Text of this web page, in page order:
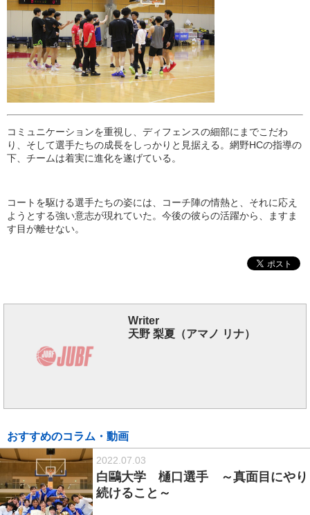
コミュニケーションを重視し、ディフェンスの細部にまでこだわ
り、そして選手たちの成長をしっかりと見据える。網野HCの指導の
下、チームは着実に進化を遂げている。
コートを駆ける選手たちの姿には、コーチ陣の情熱と、それに応え
ようとする強い意志が現れていた。今後の彼らの活躍から、ますま
す目が離せない。
Writer
天野 梨夏（アマノ リナ）
おすすめのコラム・動画
2022.07.03
白鷗大学 樋口選手 ～真面目にやり
続けること～